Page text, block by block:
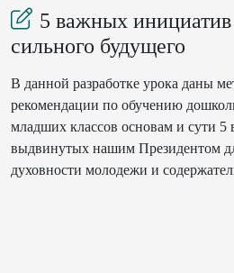
5 важных
сильного будущего
В данной разработке урока даны
рекомендации по обучению
младших классов основам и сути
выдвинутых нашим Президентом
духовности молодежи и